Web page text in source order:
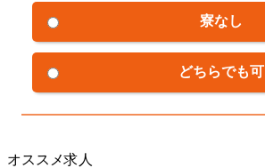
寮なし
どちらでも可
オススメ求人